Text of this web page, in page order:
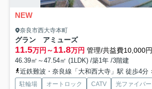
NEW
奈良市西大寺本町
グラン アミューズ
11.5万円～11.8万円 管理/共益費10,000円
46.39㎡～47.54㎡ (1LDK) /築1年 /3階建
近鉄難波・奈良線「大和西大寺」駅 徒歩4分
駐輪場 オートロック CATV 光ファイバー